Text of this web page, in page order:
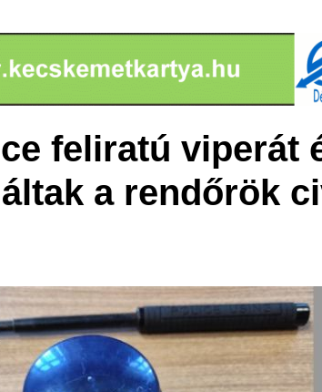
feliratú viperát
a rendőrök